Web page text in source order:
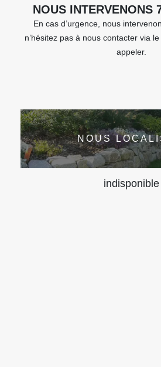
NOUS INTERVENONS
En cas d’urgence, nous
n’hésitez pas à nous contacter via
appeler.
NOUS
indisponible